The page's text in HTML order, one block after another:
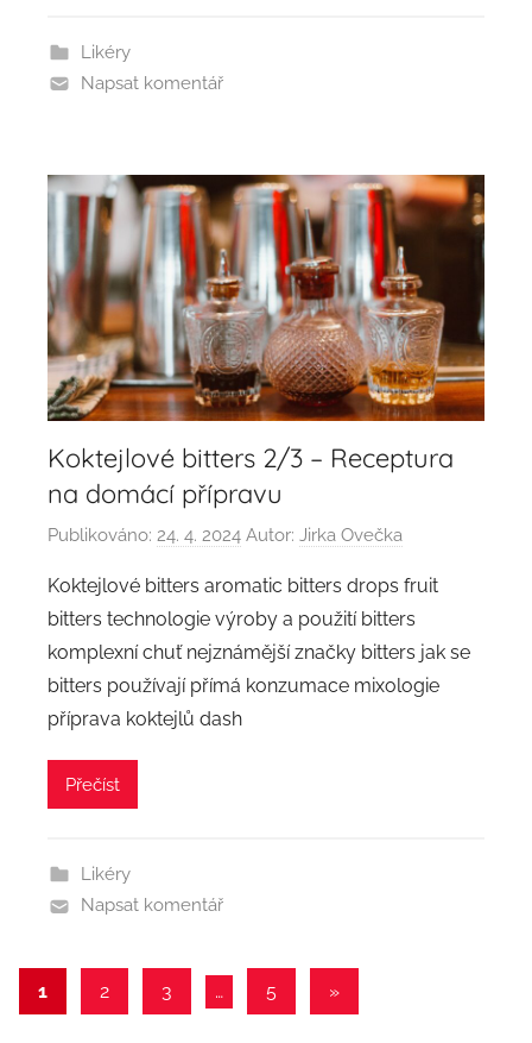
Likéry
Napsat komentář
Koktejlové bitters 2/3 – Receptura
na domácí přípravu
Publikováno: 24. 4. 2024 Autor: Jirka Ovečka
Koktejlové bitters aromatic bitters drops fruit
bitters technologie výroby a použití bitters
komplexní chuť nejznámější značky bitters jak se
bitters používají přímá konzumace mixologie
příprava koktejlů dash
Přečíst
Likéry
Napsat komentář
Stránkování
1 2 3 … 5
Další
»